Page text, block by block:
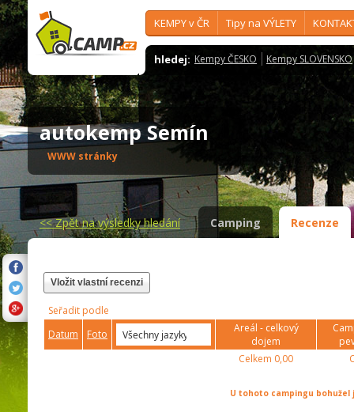
KEMPY v ČR Tipy na VÝLETY
hledej: Kempy ČESKO Kempy SLOVENSKO
autokemp Semín
WWW stránky
<<Zpět na výsledky hledání Camping Recenze
Vložit vlastní recenzi
Seřadit podle
Datum
Foto
Areál - celkový
dojem
Celkem 0,00
U tohoto campingu